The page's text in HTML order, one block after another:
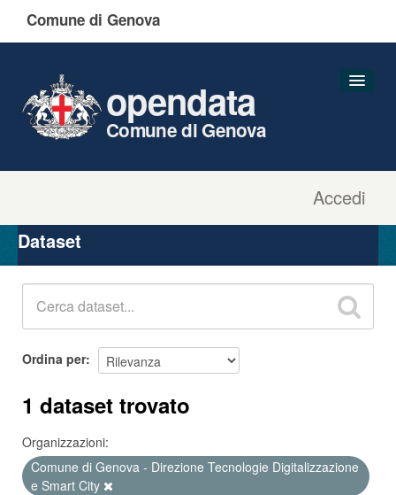
Comune di Genova
Accedi
opendata
Comune di Genova
Organizzazioni
Gruppi
Dataset
Ordina per
1 dataset trovato
Organizzazioni:
Comune di Genova - Direzione Tecnologie Digitalizzazione
e Smart City